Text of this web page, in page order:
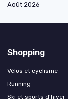
Août 2026
Shopping
Vélos et cyclisme
Running
Ski et sports d'hiver